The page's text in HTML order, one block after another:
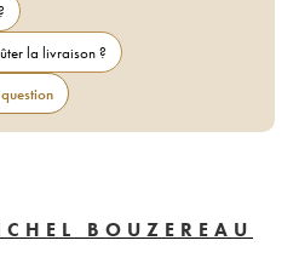
la livraison ?
BOUZEREAU